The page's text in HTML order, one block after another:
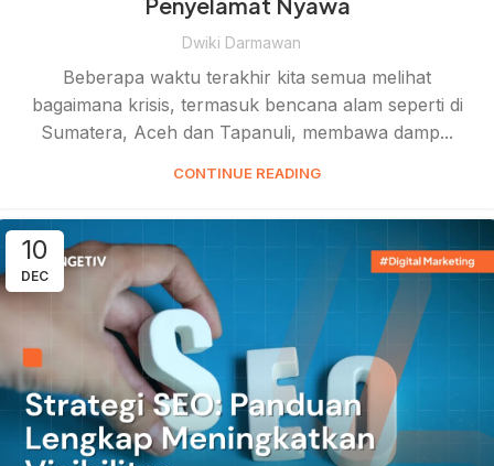
Dwiki Darmawan
Beberapa waktu terakhir kita semua melihat
bagaimana krisis, termasuk bencana alam seperti di
Sumatera, Aceh dan Tapanuli, membawa damp...
CONTINUE READING
10
DEC